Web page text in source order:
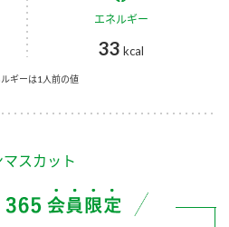
米飯用調味液
組み
エネルギー
33 kcal
ギーは1人前の値
スカット